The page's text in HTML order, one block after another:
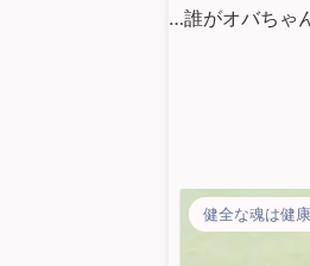
…誰がオバちゃ
健全な魂は健